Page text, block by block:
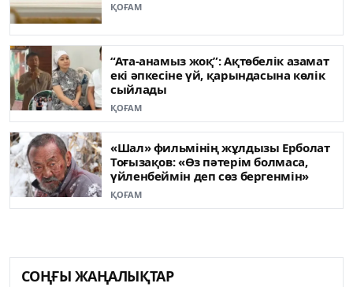
ҚОҒАМ
“Ата-анамыз жоқ”: Ақтөбелік азамат
екі әпкесіне үй, қарындасына көлік
сыйлады
ҚОҒАМ
«Шал» фильмінің жұлдызы Ерболат
Тоғызақов: «Өз пәтерім болмаса,
үйленбеймін деп сөз бергенмін»
ҚОҒАМ
СОҢҒЫ ЖАҢАЛЫҚТАР